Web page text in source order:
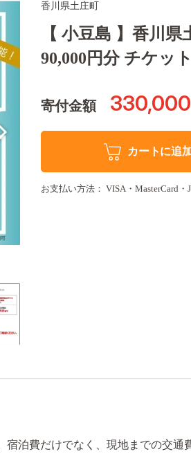
香川県土庄町
【 小豆島 】香川
90,000円分 チケット
寄付金額 330,000
カートに追
お支払い方法： VISA・MasterCard・
泊費だけでなく、現地までの交通